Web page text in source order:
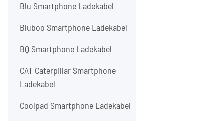
Blu Smartphone Ladekabel
Bluboo Smartphone Ladekabel
BQ Smartphone Ladekabel
CAT Caterpillar Smartphone
Ladekabel
Coolpad Smartphone Ladekabel